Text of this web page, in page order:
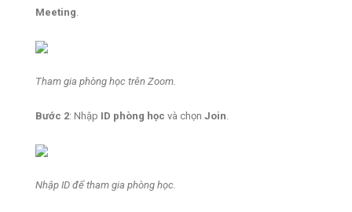
Meeting
Tham gia phòng học trên Zoom.
Bước 2: Nhập ID phòng học và chọn Join
Nhập ID để tham gia phòng học.